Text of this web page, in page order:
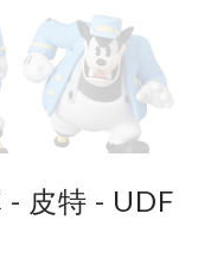
- 皮特 - UDF